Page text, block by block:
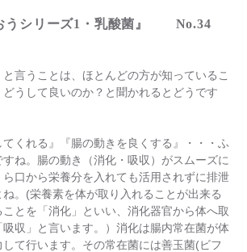
おうシリーズ1・乳酸菌』 No.34
と言うことは、ほとんどの方が知っているこ
うして良いのか？と聞かれるとどうです
てくれる』『腸の動きを良くする』・・・ふ
ね。腸の動き（消化・吸収）がスムーズに
口から栄養分を入れても活用されずに排泄
。(栄養素を体が取り入れることが出来る
とを「消化」といい、消化器官から体へ取
吸収」と言います。）消化は腸内常在菌が体
て行います。その常在菌には善玉菌(ビフ